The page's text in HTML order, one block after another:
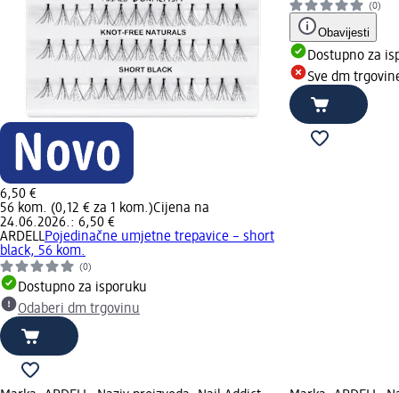
6,50 €
56 kom. (0,12 € za 1 kom.)Cijena na
24.06.2026.: 6,50 €
ARDELLPojedinačne umjetne trepavice – short
black, 56 kom.
(0)
Dostupno za isporuku
Odaberi dm trgovinu
(0)
Obavijesti
Dostupno za
Sve dm